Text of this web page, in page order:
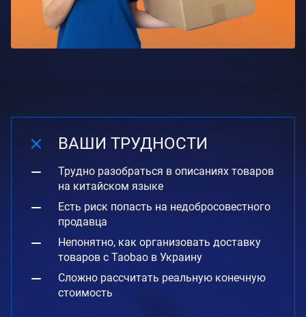
ВАШИ ТРУДНОСТИ
Трудно разобраться в описаниях товаров
на китайском языке
Есть риск попасть на недобросовестного
продавца
Непонятно, как организовать доставку
товаров с Taobao в Украину
Сложно рассчитать реальную конечную
стоимость